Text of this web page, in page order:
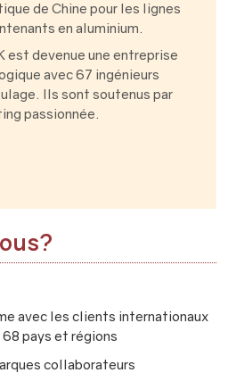
de Chine pour les lignes
en aluminium.
est devenue une entreprise
avec 67 ingénieurs
Ils sont soutenus par
passionnée.
avec les clients internationaux
pays et régions
collaborateurs